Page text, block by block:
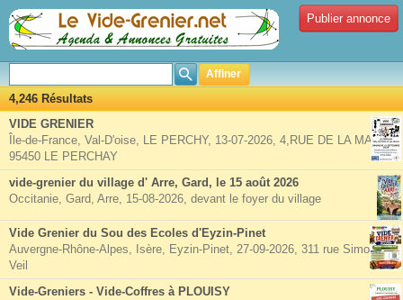
Publier annonce
Affiner
4,246 Résultats
VIDE GRENIER
Île-de-France, Val-D'oise, LE PERCHY, 13-07-2026, 4,RUE DE LA MAIRIE
95450 LE PERCHAY
vide-grenier du village d' Arre, Gard, le 15 août 2026
Occitanie, Gard, Arre, 15-08-2026, devant le foyer du village
Vide Grenier du Sou des Ecoles d'Eyzin-Pinet
Auvergne-Rhône-Alpes, Isère, Eyzin-Pinet, 27-09-2026, 311 rue Simone
Veil
Vide-Greniers - Vide-Coffres à PLOUISY